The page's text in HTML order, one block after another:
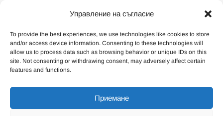
Управление на съгласие
To provide the best experiences, we use technologies like cookies to store
and/or access device information. Consenting to these technologies will
allow us to process data such as browsing behavior or unique IDs on this
site. Not consenting or withdrawing consent, may adversely affect certain
features and functions.
Приемане